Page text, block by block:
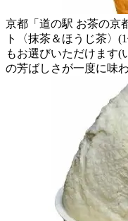
京都「道の駅 お茶の京
ト〈抹茶＆ほうじ茶〉
もお選びいただけます
の芳ばしさが一度に味